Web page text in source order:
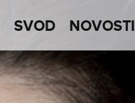
SVOD NOVOSTI